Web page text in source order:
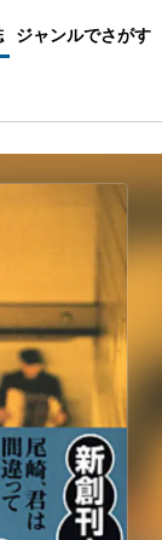
ジャンルでさがす